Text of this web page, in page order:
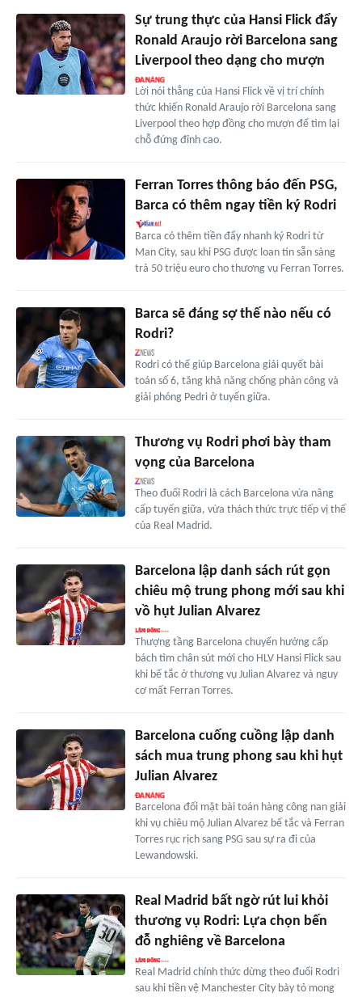
Sự trung thực của Hansi Flick đẩy
Ronald Araujo rời Barcelona sang
Liverpool theo dạng cho mượn
Lời nói thẳng của Hansi Flick về vị trí chính
thức khiến Ronald Araujo rời Barcelona sang
Liverpool theo hợp đồng cho mượn để tìm lại
chỗ đứng đỉnh cao.
Ferran Torres thông báo đến PSG,
Barca có thêm ngay tiền ký Rodri
Barca có thêm tiền đẩy nhanh ký Rodri từ
Man City, sau khi PSG được loan tin sẵn sàng
trả 50 triệu euro cho thương vụ Ferran Torres.
Barca sẽ đáng sợ thế nào nếu có
Rodri?
Rodri có thể giúp Barcelona giải quyết bài
toán số 6, tăng khả năng chống phản công và
giải phóng Pedri ở tuyến giữa.
Thương vụ Rodri phơi bày tham
vọng của Barcelona
Theo đuổi Rodri là cách Barcelona vừa nâng
cấp tuyến giữa, vừa thách thức trực tiếp vị thế
của Real Madrid.
Barcelona lập danh sách rút gọn
chiêu mộ trung phong mới sau khi
vồ hụt Julian Alvarez
Thượng tầng Barcelona chuyển hướng cấp
bách tìm chân sút mới cho HLV Hansi Flick sau
khi bế tắc ở thương vụ Julian Alvarez và nguy
cơ mất Ferran Torres.
Barcelona cuống cuồng lập danh
sách mua trung phong sau khi hụt
Julian Alvarez
Barcelona đối mặt bài toán hàng công nan giải
khi vụ chiêu mộ Julian Alvarez bế tắc và Ferran
Torres rục rịch sang PSG sau sự ra đi của
Lewandowski.
Real Madrid bất ngờ rút lui khỏi
thương vụ Rodri: Lựa chọn bến
đỗ nghiêng về Barcelona
Real Madrid chính thức dừng theo đuổi Rodri
sau khi tiền vệ Manchester City bày tỏ mong